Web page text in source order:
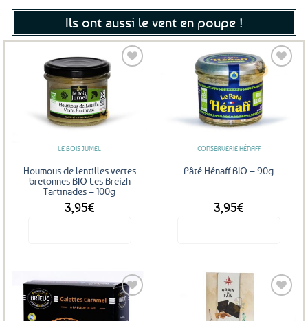
Ils ont aussi le vent en poupe !
LE BOIS JUMEL
Houmous de lentilles vertes
bretonnes BIO Les Breizh
Tartinades – 100g
3,95€
favoris
CONSERVERIE HÉNAFF
Pâté Hénaff BIO – 90g
3,95€